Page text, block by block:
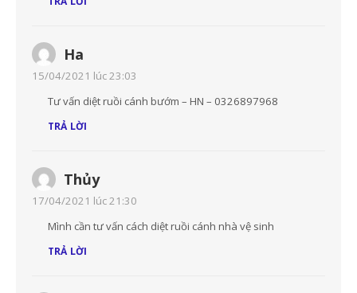
Ha
15/04/2021 lúc 23:03
Tư vấn diệt ruồi cánh bướm – HN – 0326897968
TRẢ LỜI
Thủy
17/04/2021 lúc 21:30
Mình cần tư vấn cách diệt ruồi cánh nhà vệ sinh
TRẢ LỜI